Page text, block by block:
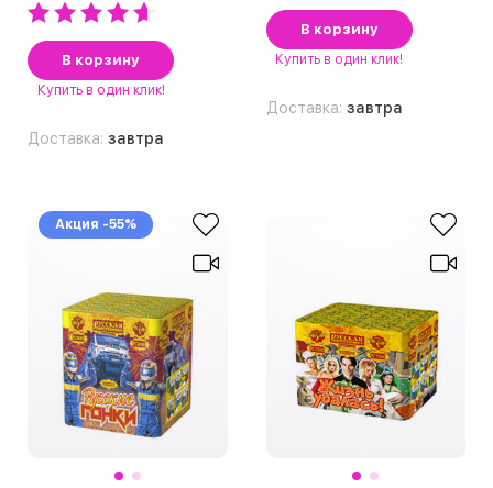
В корзину
Купить в один клик!
Доставка: завтра
В корзину
Купить в один клик!
Доставка: завтра
Акция -55%